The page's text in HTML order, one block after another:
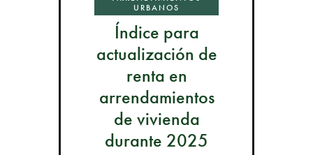
URBANOS
Índice para
actualización de
renta en
arrendamientos
de vivienda
durante 2025